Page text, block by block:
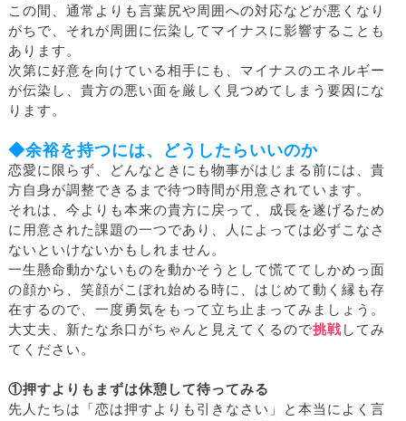
この間、通常よりも言葉尻や周囲への対応などが悪くなり
がちで、それが周囲に伝染してマイナスに影響することも
あります。
次第に好意を向けている相手にも、マイナスのエネルギー
が伝染し、貴方の悪い面を厳しく見つめてしまう要因にな
ります。
◆余裕を持つには、どうしたらいいのか
恋愛に限らず、どんなときにも物事がはじまる前には、貴
方自身が調整できるまで待つ時間が用意されています。
それは、今よりも本来の貴方に戻って、成長を遂げるため
に用意された課題の一つであり、人によっては必ずこなさ
ないといけないかもしれません。
一生懸命動かないものを動かそうとして慌ててしかめっ面
の顔から、笑顔がこぼれ始める時に、はじめて動く縁も存
在するので、一度勇気をもって立ち止まってみましょう。
大丈夫、新たな糸口がちゃんと見えてくるので挑戦 してみ
てください。
①押すよりもまずは休憩して待ってみる
先人たちは「恋は押すよりも引きなさい」と本当によく言